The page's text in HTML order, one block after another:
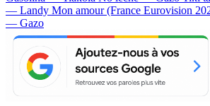
— Landy Mon amour (France Eurovision
— Gazo